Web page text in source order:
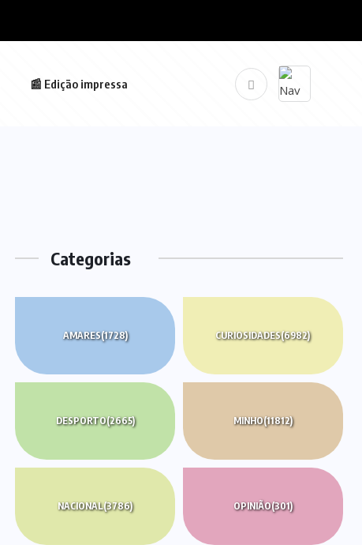
📰 Edição impressa
Categorias
AMARES(1728) CURIOSIDADES(6982)
DESPORTO(2665) MINHO(11812)
NACIONAL(3786) OPINIÃO(301)